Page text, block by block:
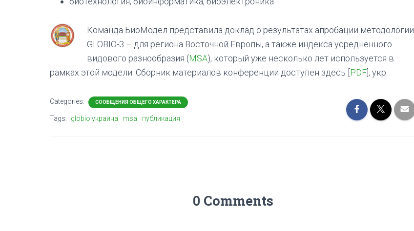
Команда БиоМодел представила доклад о результатах апробации методологии
GLOBIO-3 – для региона Восточной Европы, а также индекса усредненного
видового разнообразия (MSA), который уже несколько лет используется в
рамках этой модели. Сборник материалов конференции доступен здесь [ PDF ], укр.
Categories: СООБЩЕНИЯ ОБЩЕГО ХАРАКТЕРА
Tags: globio украина msa публикация
0 Comments